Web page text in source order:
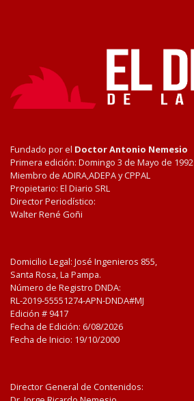
Fundado por el Doctor Antonio Nemesio
Primera edición: Domingo 3 de Mayo de 1992
Miembro de ADIRA,ADEPA y CPPAL
Propietario: El Diario SRL
Director Periodístico:
Walter René Goñi
Domicilio Legal: José Ingenieros 855,
Santa Rosa, La Pampa.
Número de Registro DNDA:
RL-2019-55551274-APN-DNDA#MJ
Edición # 9417
Fecha de Edición: 6/08/2026
Fecha de Inicio: 19/10/2000
Director General de Contenidos: